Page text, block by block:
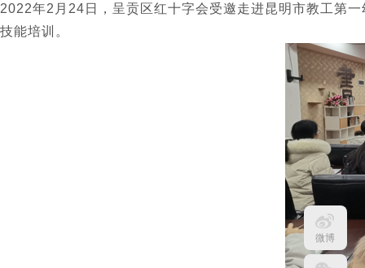
微博
2022年2月24日，呈贡区红十字会受邀走进昆明市教工第
技能培训。